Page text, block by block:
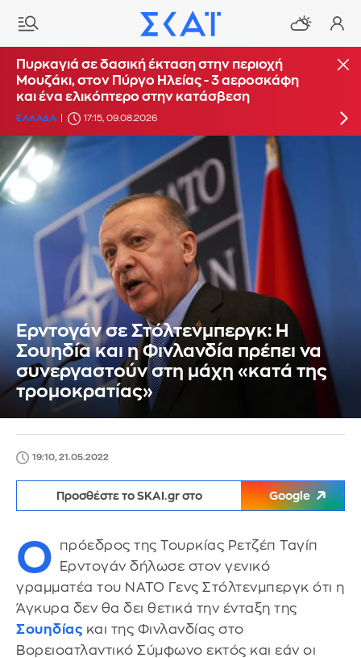
Οριοθετήθηκε η πυρκαγιά στο Κορωπί
ΕΛΛΑΔΑ 16:14, 09.08.2026 UPDATE: 17:16
Πυρκαγιά σε δασική έκταση στην περιοχή
Μουζάκι, στον Πύργο Ηλείας - 3 αεροσκάφη
και ένα ελικόπτερο στην κατάσβεση
ΕΛΛΑΔΑ 17:15, 09.08.2026
Ερντογάν σε Στόλτενμπεργκ: Η
Σουηδία και η Φινλανδία πρέπει να
συνεργαστούν στη μάχη «κατά της
τρομοκρατίας»
19:10, 21.05.2022
Προσθέστε το SKAI.gr στο Google
Ο
πρόεδρος της Τουρκίας Ρετζέπ Ταγίπ
Ερντογάν δήλωσε στον γενικό
γραμματέα του ΝΑΤΟ Γενς Στόλτενμπεργκ ότι η
Άγκυρα δεν θα δει θετικά την ένταξη της
Σουηδίας και της Φινλανδίας στο
Βορειοατλαντικό Σύμφωνο εκτός και εάν οι